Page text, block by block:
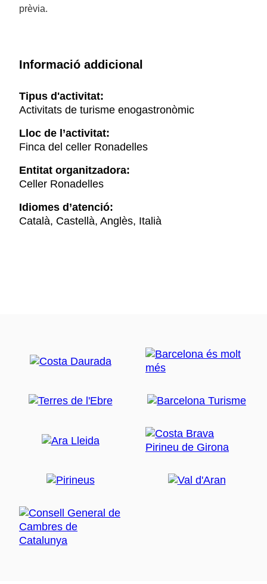
prèvia.
Informació addicional
Tipus d'activitat:
Activitats de turisme enogastronòmic
Lloc de l’activitat:
Finca del celler Ronadelles
Entitat organitzadora:
Celler Ronadelles
Idiomes d’atenció:
Català, Castellà, Anglès, Italià